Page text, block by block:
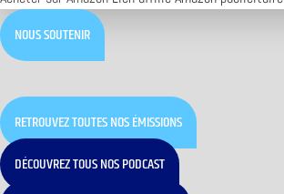
NOUS SOUTENIR
RETROUVEZ TOUTES NOS ÉMISSIONS
DÉCOUVREZ TOUS NOS PODCAST